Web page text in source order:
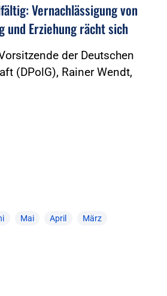
Vernachlässigung von
und Erziehung rächt sich
der Deutschen
(DPolG), Rainer Wendt,
Mai April März